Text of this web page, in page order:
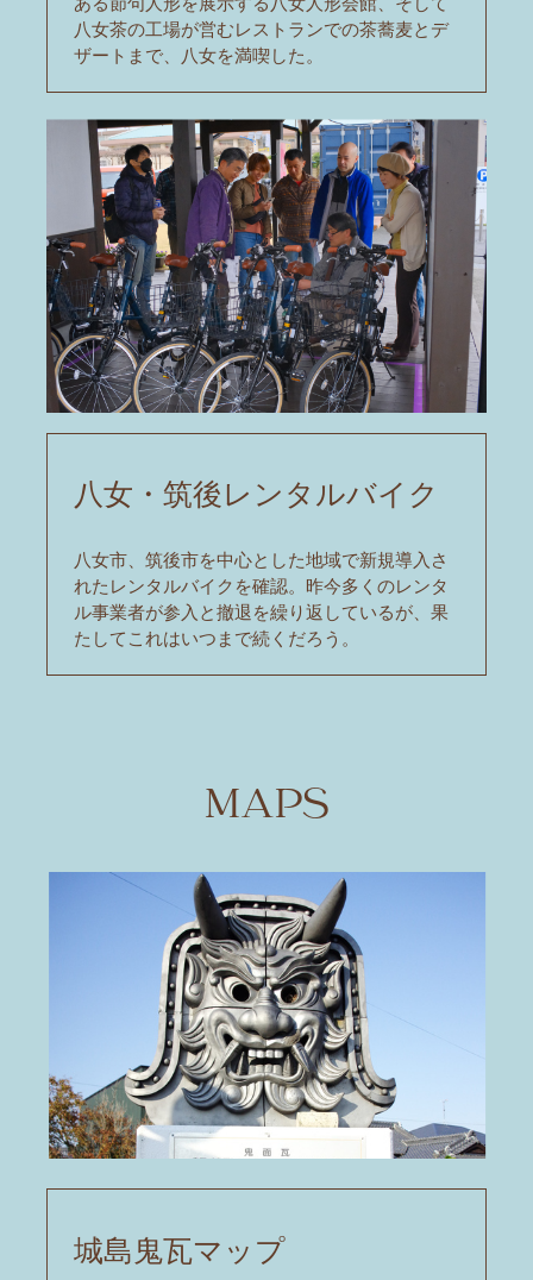
ある節句人形を展示する八女人形会館、そして
八女茶の工場が営むレストランでの茶蕎麦とデ
ザートまで、八女を満喫した。
八女・筑後レンタルバイク
八女市、筑後市を中心とした地域で新規導入さ
れたレンタルバイクを確認。昨今多くのレンタ
ル事業者が参入と撤退を繰り返しているが、果
たしてこれはいつまで続くだろう。
MAPS
城島鬼瓦マップ